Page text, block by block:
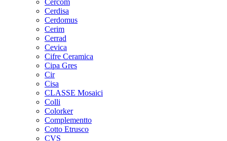
Cercom
Cerdisa
Cerdomus
Cerim
Cerrad
Cevica
Cifre Ceramica
Cipa Gres
Cir
Cisa
CLASSE Mosaici
Colli
Colorker
Complementto
Cotto Etrusco
CVS